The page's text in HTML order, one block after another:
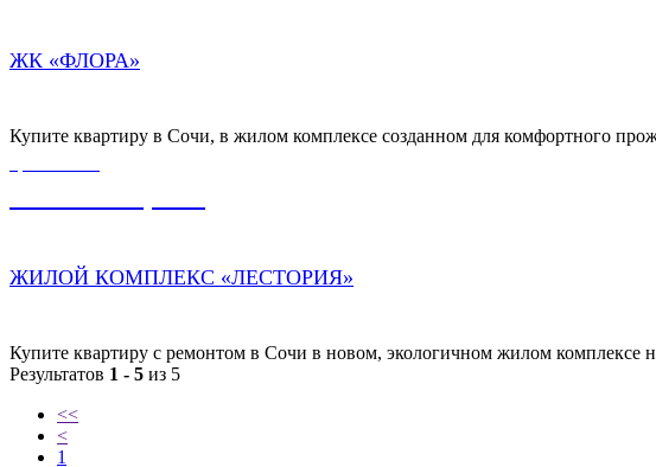
ЖК «ФЛОРА»
Купите квартиру в Сочи, в жилом комплексе созданном для комфортного
ЖИЛОЙ КОМПЛЕКС «ЛЕСТОРИЯ»
Купите квартиру с ремонтом в Сочи в новом, экологичном жилом комплексе
Результатов 1 - 5 из 5
<<
<
1